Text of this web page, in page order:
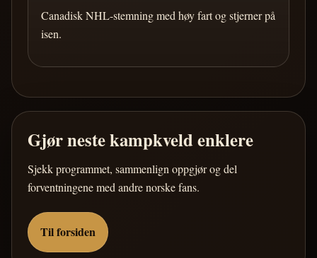
Canadisk NHL-stemning med høy fart og stjerner på
isen.
Gjør neste kampkveld enklere
Sjekk programmet, sammenlign oppgjør og del
forventningene med andre norske fans.
Til forsiden